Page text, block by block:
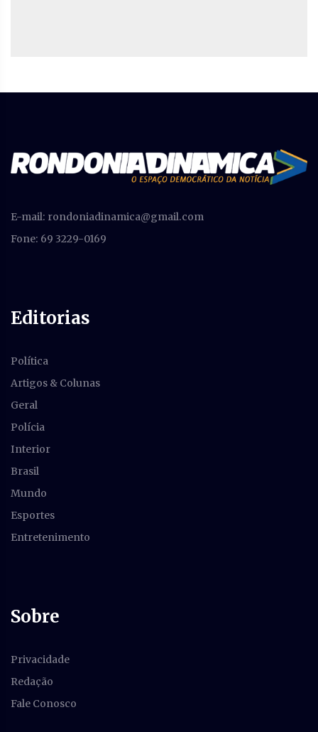
E-mail: rondoniadinamica@gmail.com
Fone: 69 3229-0169
Editorias
Política
Artigos & Colunas
Geral
Polícia
Interior
Brasil
Mundo
Esportes
Entretenimento
Sobre
Privacidade
Redação
Fale Conosco